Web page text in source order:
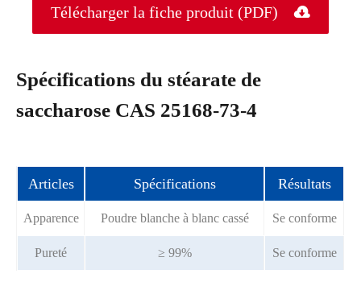
Télécharger la fiche produit (PDF) 
Spécifications du stéarate de
saccharose CAS 25168-73-4
Articles Spécifications Résultats
Apparence Poudre blanche à blanc cassé Se conforme
Pureté ≥ 99% Se conforme